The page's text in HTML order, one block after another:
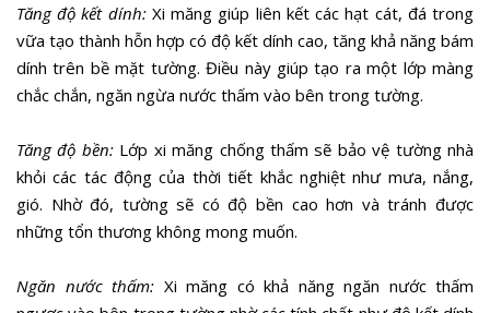
Tăng độ kết dính:Xi măng giúp liên kết các hạt cát, đá trong
vữa tạo thành hỗn hợp có độ kết dính cao, tăng khả năng bám
dính trên bề mặt tường. Điều này giúp tạo ra một lớp màng
chắc chắn, ngăn ngừa nước thấm vào bên trong tường.
Tăng độ bền:Lớp xi măng chống thấm sẽ bảo vệ tường nhà
khỏi các tác động của thời tiết khắc nghiệt như mưa, nắng,
gió. Nhờ đó, tường sẽ có độ bền cao hơn và tránh được
những tổn thương không mong muốn.
Ngăn nước thấm: Xi măng có khả năng ngăn nước thấm